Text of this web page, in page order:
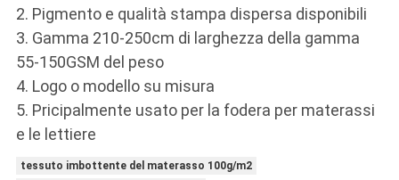
2. Pigmento e qualità stampa dispersa disponibili
3. Gamma 210-250cm di larghezza della gamma
55-150GSM del peso
4. Logo o modello su misura
5. Pricipalmente usato per la fodera per materassi
e le lettiere
tessuto imbottente del materasso 100g/m2